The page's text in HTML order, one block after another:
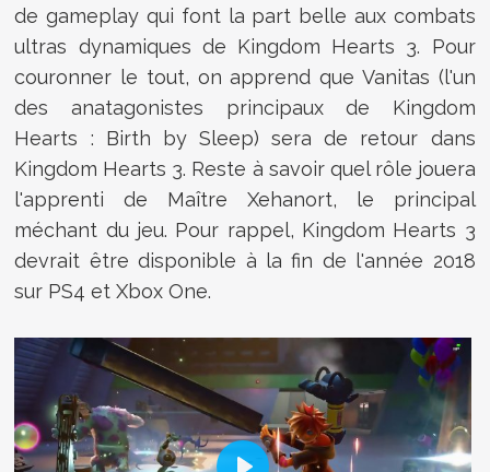
de gameplay qui font la part belle aux combats
ultras dynamiques de Kingdom Hearts 3. Pour
couronner le tout, on apprend que Vanitas (l'un
des anatagonistes principaux de Kingdom
Hearts : Birth by Sleep) sera de retour dans
Kingdom Hearts 3. Reste à savoir quel rôle jouera
l'apprenti de Maître Xehanort, le principal
méchant du jeu. Pour rappel, Kingdom Hearts 3
devrait être disponible à la fin de l'année 2018
sur PS4 et Xbox One.